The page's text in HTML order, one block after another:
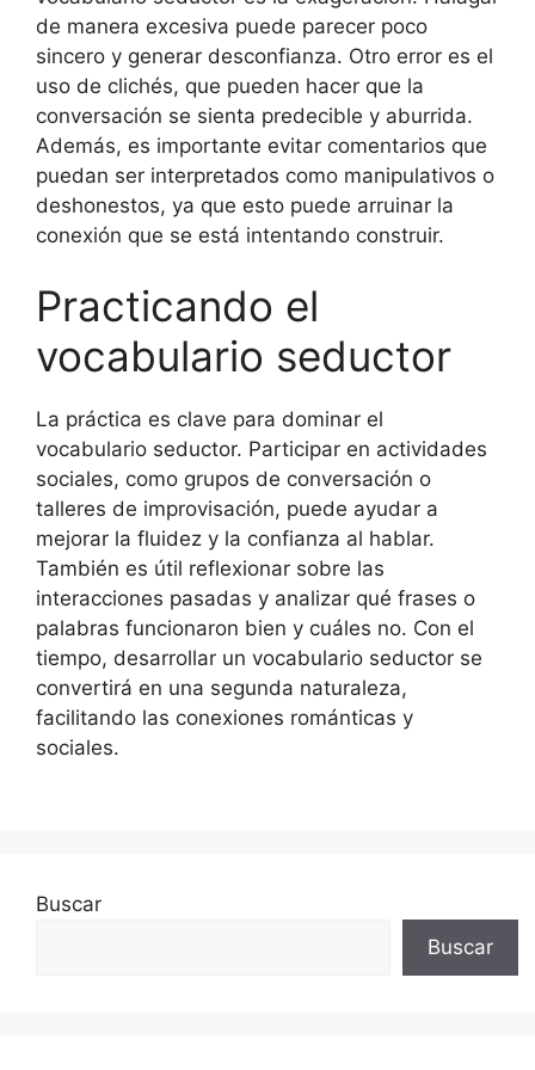
de manera excesiva puede parecer poco
sincero y generar desconfianza. Otro error es el
uso de clichés, que pueden hacer que la
conversación se sienta predecible y aburrida.
Además, es importante evitar comentarios que
puedan ser interpretados como manipulativos o
deshonestos, ya que esto puede arruinar la
conexión que se está intentando construir.
Practicando el
vocabulario seductor
La práctica es clave para dominar el
vocabulario seductor. Participar en actividades
sociales, como grupos de conversación o
talleres de improvisación, puede ayudar a
mejorar la fluidez y la confianza al hablar.
También es útil reflexionar sobre las
interacciones pasadas y analizar qué frases o
palabras funcionaron bien y cuáles no. Con el
tiempo, desarrollar un vocabulario seductor se
convertirá en una segunda naturaleza,
facilitando las conexiones románticas y
sociales.
Buscar
Buscar